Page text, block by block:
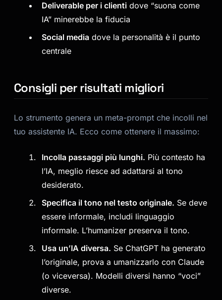
Deliverable per i clienti dove “suona come
IA” minerebbe la fiducia
Social media dove la personalità è il punto
centrale
Consigli per risultati migliori
Lo strumento genera un meta-prompt che incolli nel
tuo assistente IA. Ecco come ottenere il massimo:
Incolla passaggi più lunghi. Più contesto ha
l’IA, meglio riesce ad adattarsi al tono
desiderato.
Specifica il tono nel testo originale. Se deve
essere informale, includi linguaggio
informale. L’humanizer preserva il tono.
Usa un’IA diversa. Se ChatGPT ha generato
l’originale, prova a umanizzarlo con Claude
(o viceversa). Modelli diversi hanno “voci”
diverse.